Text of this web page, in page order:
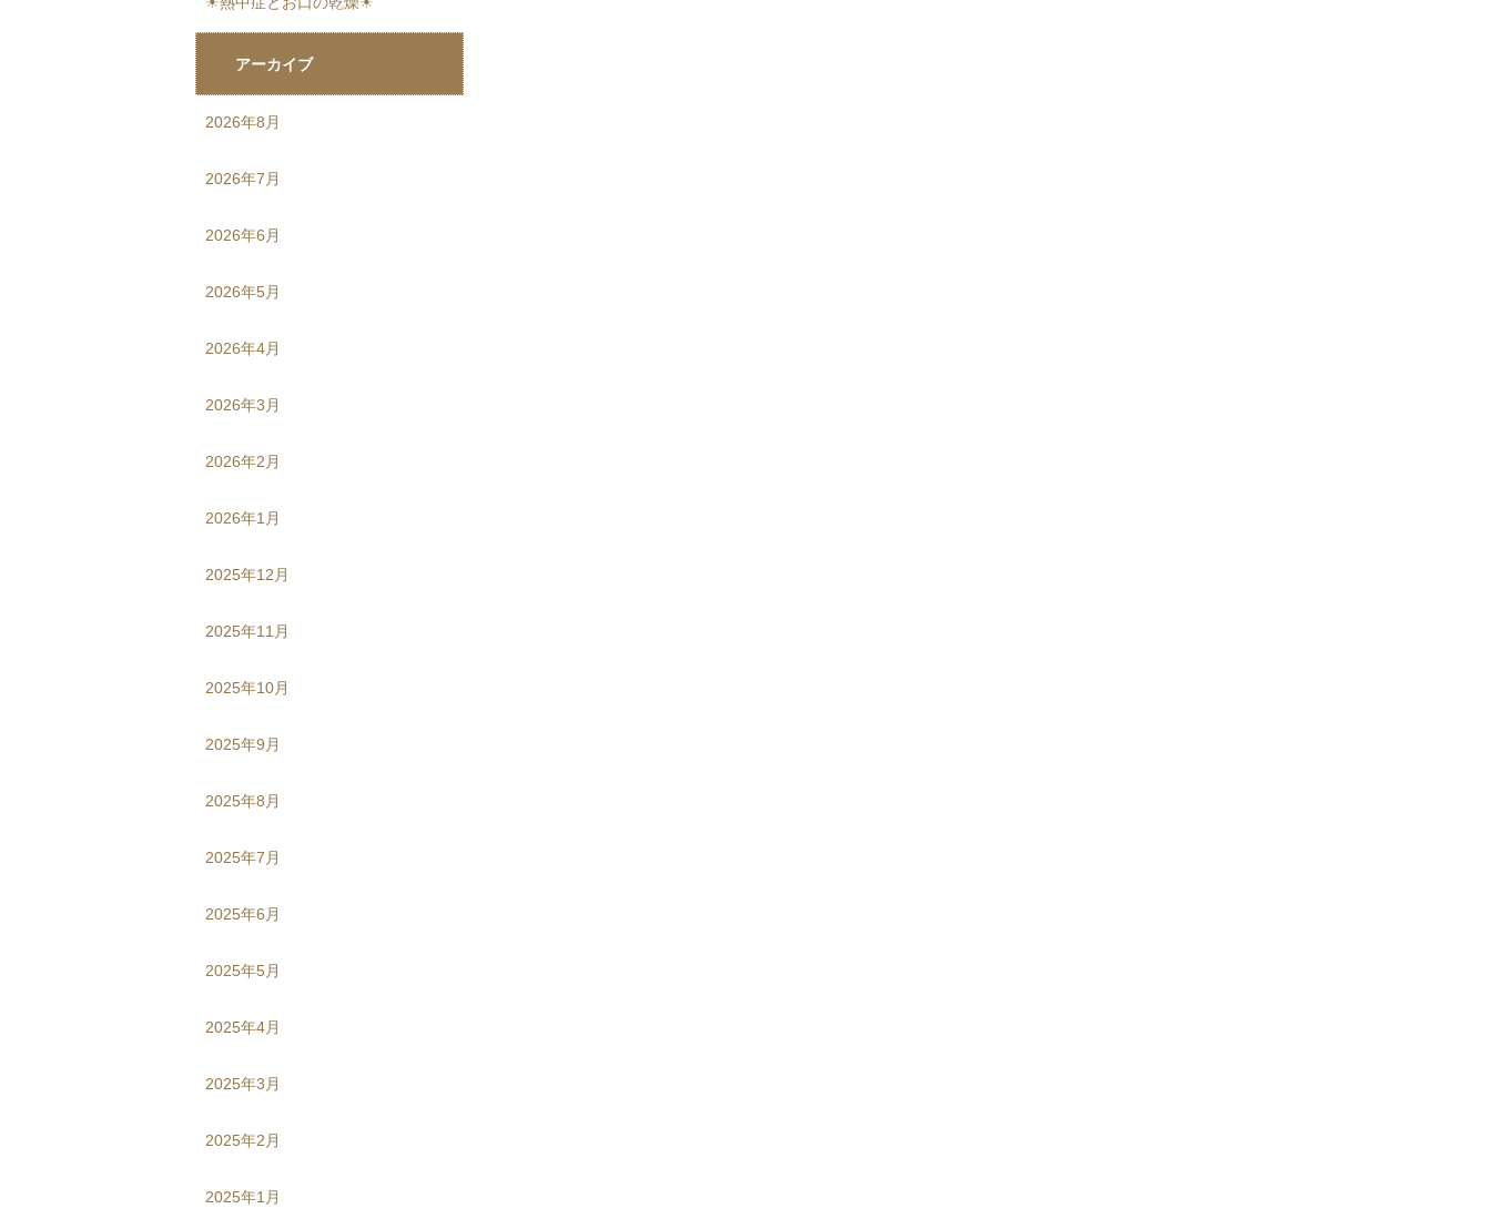
アーカイブ
2026年8月
2026年7月
2026年6月
2026年5月
2026年4月
2026年3月
2026年2月
2026年1月
2025年12月
2025年11月
2025年10月
2025年9月
2025年8月
2025年7月
2025年6月
2025年5月
2025年4月
2025年3月
2025年2月
2025年1月